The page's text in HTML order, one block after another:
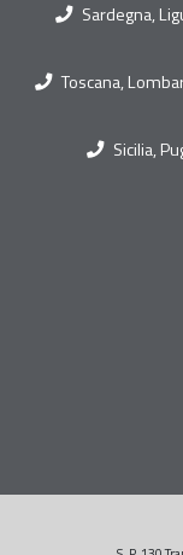
Sardegna,
Toscana,
Sicilia,